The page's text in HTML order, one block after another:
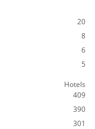
20
8
6
5
Hotels
409
390
301